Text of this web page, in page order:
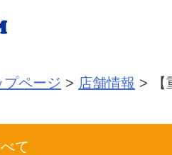
プページ > 店舗情報 >
て